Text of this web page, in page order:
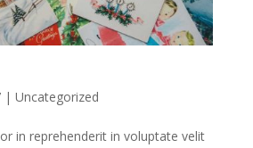
| Uncategorized
in reprehenderit in voluptate velit